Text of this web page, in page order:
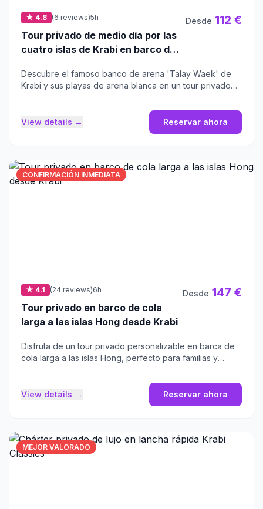
★ 4.8 (6 reviews)5h
Tour privado de medio día por las
cuatro islas de Krabi en barco de
Desde 112 €
Descubre el famoso banco de arena 'Talay Waek' de
Krabi y sus playas de arena blanca en un tour privado
View details → Reservar ahora
CONFIRMACIÓN INMEDIATA
★ 4.1 (24 reviews)6h
Tour privado en barco de cola
larga a las islas Hong desde Krabi
Desde 147 €
Disfruta de un tour privado personalizable en barca de
cola larga a las islas Hong, perfecto para familias y
View details → Reservar ahora
MEJOR VALORADO